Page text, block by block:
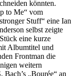
könnten.
to Me“ vom
Stuff“ eine Ian
selbst zeigte
eine kurze
Albumtitel und
Frontman die
weitern
„Bourée“ an